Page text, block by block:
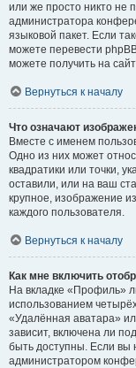
или же просто никто не
администратора
языковой пакет. Если
можете перевести
можете получить на
Вернуться к началу
Что означают
Вместе с именем
Одно из них может
квадратики или точки,
оставили, или на ваш
крупное, изображение
каждого пользователя.
Вернуться к началу
Как мне включить
На вкладке «Профиль»
использованием
«Удалённая аватара»
зависит, включена ли
быть доступны. Если вы
администратором